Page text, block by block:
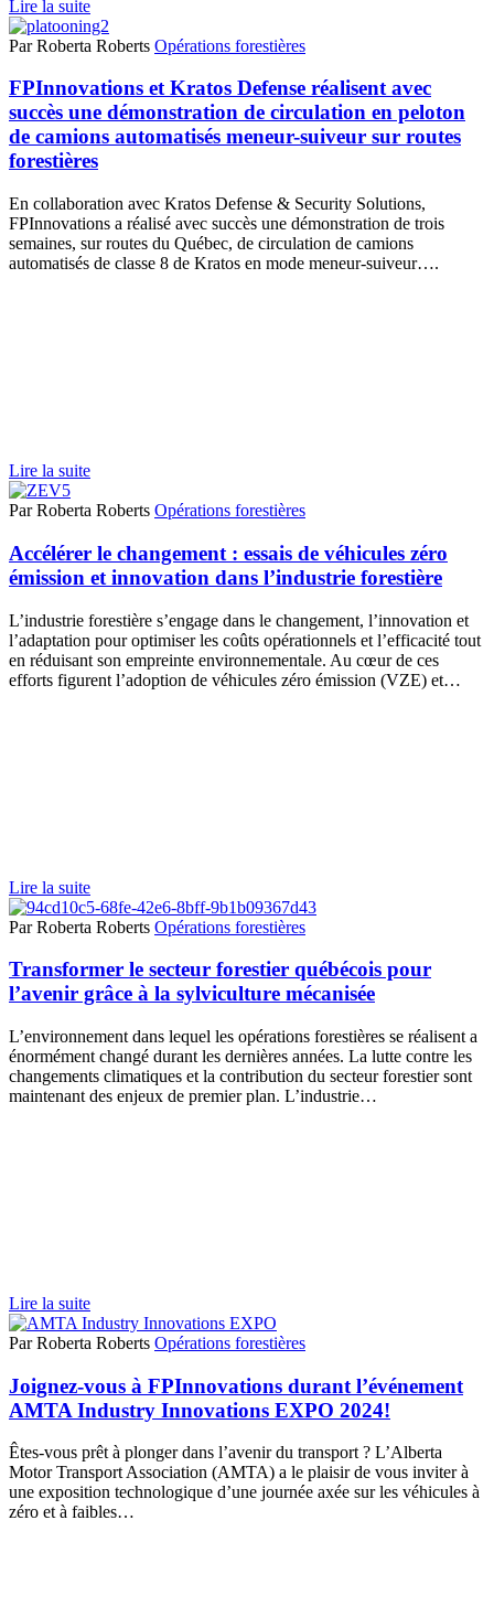
Lire la suite
Par Roberta Roberts Opérations forestières
FPInnovations et Kratos Defense réalisent avec
succès une démonstration de circulation en peloton
de camions automatisés meneur-suiveur sur routes
forestières
En collaboration avec Kratos Defense & Security Solutions,
FPInnovations a réalisé avec succès une démonstration de trois
semaines, sur routes du Québec, de circulation de camions
automatisés de classe 8 de Kratos en mode meneur-suiveur….
Lire la suite
Par Roberta Roberts Opérations forestières
Accélérer le changement : essais de véhicules zéro
émission et innovation dans l’industrie forestière
L’industrie forestière s’engage dans le changement, l’innovation et
l’adaptation pour optimiser les coûts opérationnels et l’efficacité tout
en réduisant son empreinte environnementale. Au cœur de ces
efforts figurent l’adoption de véhicules zéro émission (VZE) et…
Lire la suite
Par Roberta Roberts Opérations forestières
Transformer le secteur forestier québécois pour
l’avenir grâce à la sylviculture mécanisée
L’environnement dans lequel les opérations forestières se réalisent a
énormément changé durant les dernières années. La lutte contre les
changements climatiques et la contribution du secteur forestier sont
maintenant des enjeux de premier plan. L’industrie…
Lire la suite
Par Roberta Roberts Opérations forestières
Joignez-vous à FPInnovations durant l’événement
AMTA Industry Innovations EXPO 2024!
Êtes-vous prêt à plonger dans l’avenir du transport ? L’Alberta
Motor Transport Association (AMTA) a le plaisir de vous inviter à
une exposition technologique d’une journée axée sur les véhicules à
zéro et à faibles…